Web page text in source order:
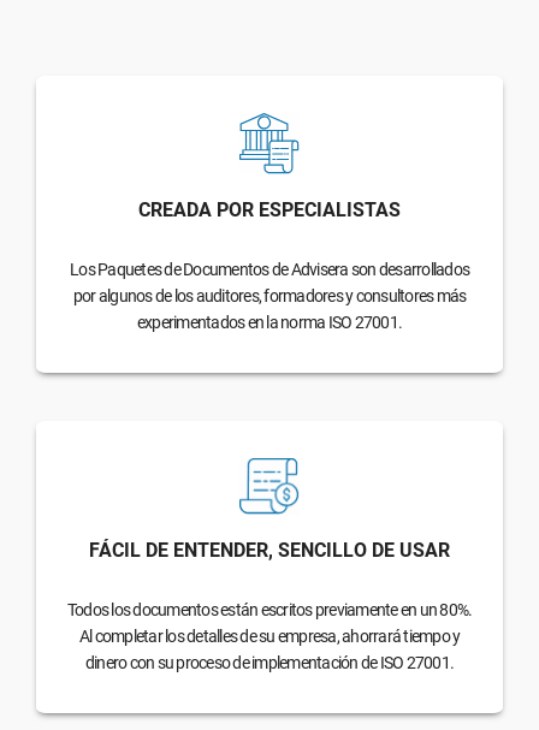
CREADA POR ESPECIALISTAS
Los Paquetes de Documentos de Advisera son desarrollados
por algunos de los auditores, formadores y consultores más
experimentados en la norma ISO 27001.
FÁCIL DE ENTENDER, SENCILLO DE USAR
Todos los documentos están escritos previamente en un 80%.
Al completar los detalles de su empresa, ahorrará tiempo y
dinero con su proceso de implementación de ISO 27001.